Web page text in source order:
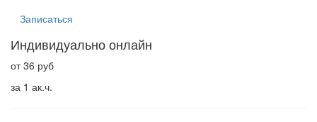
Записаться
Индивидуально онлайн
от 36 руб
за 1 ак.ч.